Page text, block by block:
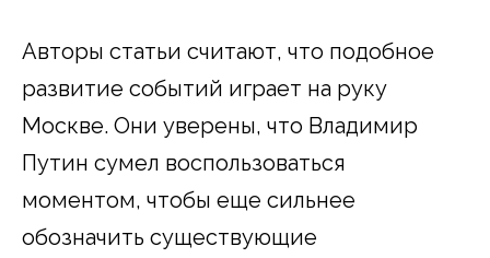
Авторы статьи считают, что подобное
развитие событий играет на руку
Москве. Они уверены, что Владимир
Путин сумел воспользоваться
моментом, чтобы еще сильнее
обозначить существующие